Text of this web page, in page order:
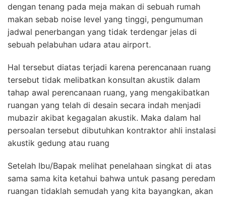
dengan tenang pada meja makan di sebuah rumah
makan sebab noise level yang tinggi, pengumuman
jadwal penerbangan yang tidak terdengar jelas di
sebuah pelabuhan udara atau airport.
Hal tersebut diatas terjadi karena perencanaan ruang
tersebut tidak melibatkan konsultan akustik dalam
tahap awal perencanaan ruang, yang mengakibatkan
ruangan yang telah di desain secara indah menjadi
mubazir akibat kegagalan akustik. Maka dalam hal
persoalan tersebut dibutuhkan kontraktor ahli instalasi
akustik gedung atau ruang
Setelah Ibu/Bapak melihat penelahaan singkat di atas
sama sama kita ketahui bahwa untuk pasang peredam
ruangan tidaklah semudah yang kita bayangkan, akan